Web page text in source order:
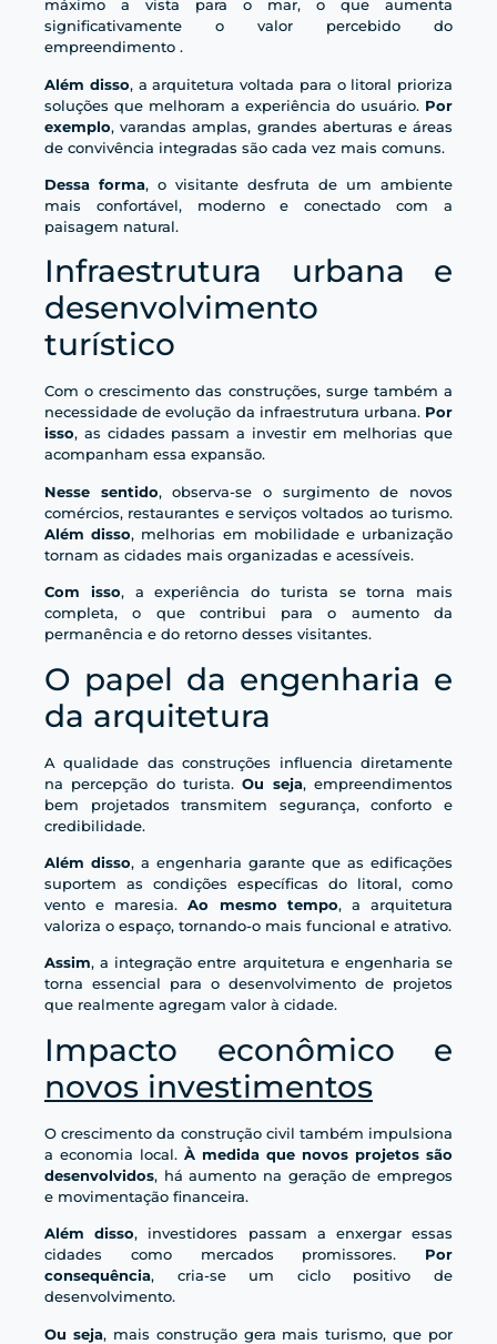
máximo a vista para o mar, o que aumenta
significativamente o valor percebido do
empreendimento .
Além disso, a arquitetura voltada para o litoral prioriza
soluções que melhoram a experiência do usuário. Por
exemplo, varandas amplas, grandes aberturas e áreas
de convivência integradas são cada vez mais comuns.
Dessa forma, o visitante desfruta de um ambiente
mais confortável, moderno e conectado com a
paisagem natural.
Infraestrutura urbana e
desenvolvimento
turístico
Com o crescimento das construções, surge também a
necessidade de evolução da infraestrutura urbana. Por
isso, as cidades passam a investir em melhorias que
acompanham essa expansão.
Nesse sentido, observa-se o surgimento de novos
comércios, restaurantes e serviços voltados ao turismo.
Além disso, melhorias em mobilidade e urbanização
tornam as cidades mais organizadas e acessíveis.
Com isso, a experiência do turista se torna mais
completa, o que contribui para o aumento da
permanência e do retorno desses visitantes.
O papel da engenharia e
da arquitetura
A qualidade das construções influencia diretamente
na percepção do turista.Ou seja, empreendimentos
bem projetados transmitem segurança, conforto e
credibilidade.
Além disso, a engenharia garante que as edificações
suportem as condições específicas do litoral, como
vento e maresia.Ao mesmo tempo, a arquitetura
valoriza o espaço, tornando-o mais funcional e atrativo.
Assim, a integração entre arquitetura e engenharia se
torna essencial para o desenvolvimento de projetos
que realmente agregam valor à cidade.
Impacto econômico e
novos investimentos
O crescimento da construção civil também impulsiona
a economia local. À medida que novos projetos são
desenvolvidos, há aumento na geração de empregos
e movimentação financeira.
Além disso, investidores passam a enxergar essas
cidades como mercados promissores. Por
consequência, cria-se um ciclo positivo de
desenvolvimento.
Ou seja, mais construção gera mais turismo, que por